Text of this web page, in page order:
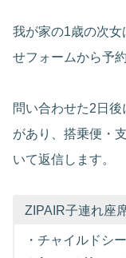
我が家の1歳の次
せフォームから予
問い合わせた2日
があり、搭乗便・
いて返信します。
ZIPAIR子連れ座
・チャイルドシ